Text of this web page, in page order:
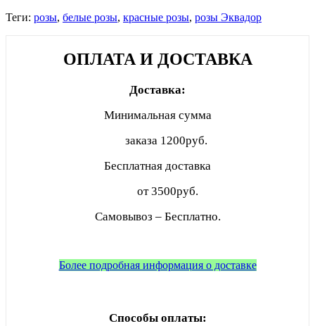
Теги: розы, белые розы, красные розы, розы Эквадор
ОПЛАТА И ДОСТАВКА
Доставка:
Минимальная сумма
заказа 1200руб.
Бесплатная доставка
от 3500руб.
Самовывоз – Бесплатно.
Более подробная информация о доставке
Способы оплаты: